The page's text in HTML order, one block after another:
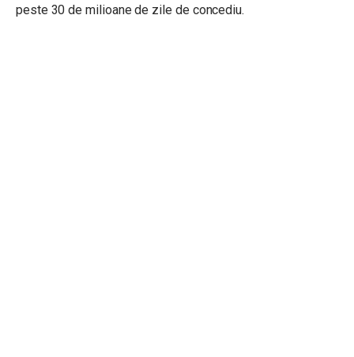
peste 30 de milioane de zile de concediu.